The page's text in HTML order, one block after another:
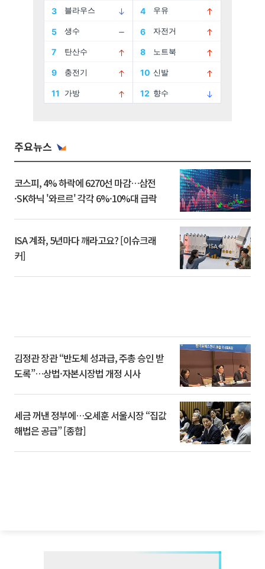
주요뉴스
코스피, 4% 하락에 6270선 마감…삼전
·SK하닉 '와르르' 각각 6%·10%대 급락
ISA 계좌, 5년마다 깨라고요? [이슈크래
커]
김정관 장관 “반도체 성과급, 주총 승인 받
도록”…상법·자본시장법 개정 시사
세금 꺼낸 정부에…오세훈 서울시장 “집값
해법은 공급” [종합]